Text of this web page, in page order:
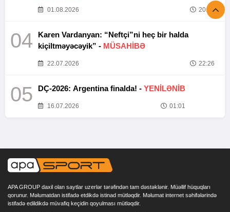
01.08.2026 20:52
04
Karen Vardanyan: “Neftçi”ni heç bir halda
kiçiltməyəcəyik” - MÜSAHİBƏ
22.07.2026 22:26
05 DÇ-2026: Argentina finalda! - YENİLƏNİB
16.07.2026 01:01
APA GROUP daxil olan saytlar uzerlər tərəfindən tam dəstəklənir. Müəllif hüquqları
qorunur. Məlumatdan istifadə etdikdə istinad mütləqdir. Məlumat internet səhifələrində
istifadə edildikdə müvafiq keçidin qoyulması mütləqdir.